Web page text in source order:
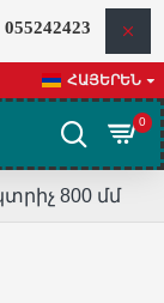
ՀԱՅԵՐԵՆ
0
800 մմ